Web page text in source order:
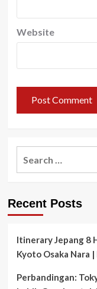
Website
Recent Posts
Itinerary Jepang 8
Kyoto Osaka Nara
Perbandingan: